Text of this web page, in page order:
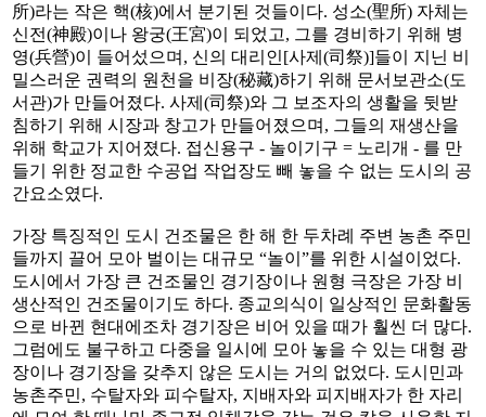
所)라는 작은 핵(核)에서 분기된 것들이다. 성소(聖所) 자체는
신전(神殿)이나 왕궁(王宮)이 되었고, 그를 경비하기 위해 병
영(兵營)이 들어섰으며, 신의 대리인[사제(司祭)]들이 지닌 비
밀스러운 권력의 원천을 비장(秘藏)하기 위해 문서보관소(도
서관)가 만들어졌다. 사제(司祭)와 그 보조자의 생활을 뒷받
침하기 위해 시장과 창고가 만들어졌으며, 그들의 재생산을
위해 학교가 지어졌다. 접신용구 - 놀이기구 = 노리개 - 를 만
들기 위한 정교한 수공업 작업장도 빼 놓을 수 없는 도시의 공
간요소였다.
가장 특징적인 도시 건조물은 한 해 한 두차례 주변 농촌 주민
들까지 끌어 모아 벌이는 대규모 “놀이”를 위한 시설이었다.
도시에서 가장 큰 건조물인 경기장이나 원형 극장은 가장 비
생산적인 건조물이기도 하다. 종교의식이 일상적인 문화활동
으로 바뀐 현대에조차 경기장은 비어 있을 때가 훨씬 더 많다.
그럼에도 불구하고 다중을 일시에 모아 놓을 수 있는 대형 광
장이나 경기장을 갖추지 않은 도시는 거의 없었다. 도시민과
농촌주민, 수탈자와 피수탈자, 지배자와 피지배자가 한 자리